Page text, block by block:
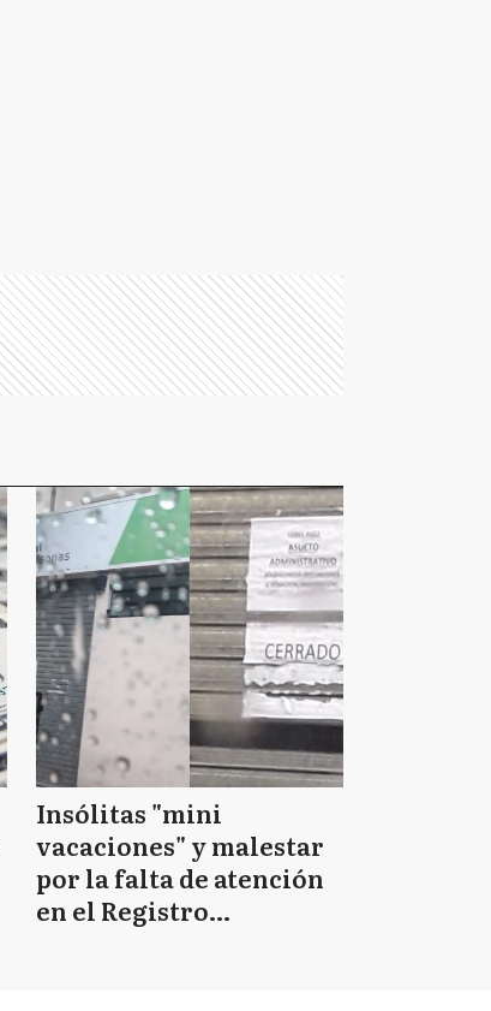
Insólitas "mini
vacaciones" y malestar
por la falta de atención
en el Registro